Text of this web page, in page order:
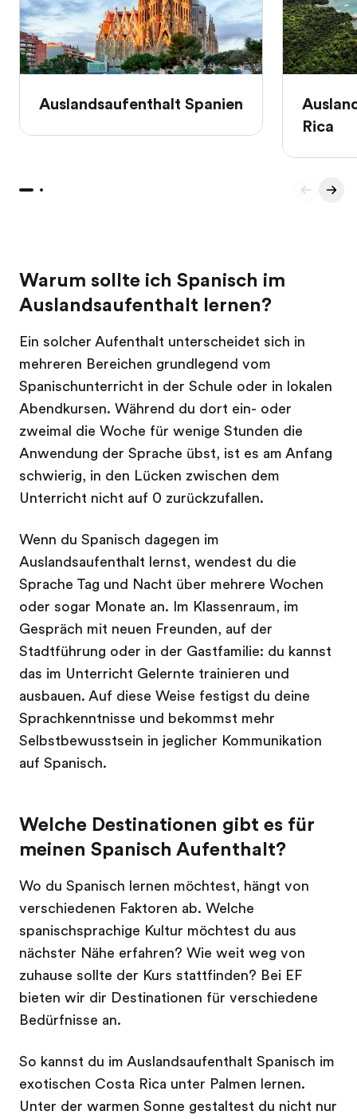
Auslandsaufenthalt Spanien
Rica
Warum sollte ich Spanisch im
Auslandsaufenthalt lernen?
Ein solcher Aufenthalt unterscheidet sich in
mehreren Bereichen grundlegend vom
Spanischunterricht in der Schule oder in lokalen
Abendkursen. Während du dort ein- oder
zweimal die Woche für wenige Stunden die
Anwendung der Sprache übst, ist es am Anfang
schwierig, in den Lücken zwischen dem
Unterricht nicht auf 0 zurückzufallen.
Wenn du Spanisch dagegen im
Auslandsaufenthalt lernst, wendest du die
Sprache Tag und Nacht über mehrere Wochen
oder sogar Monate an. Im Klassenraum, im
Gespräch mit neuen Freunden, auf der
Stadtführung oder in der Gastfamilie: du kannst
das im Unterricht Gelernte trainieren und
ausbauen. Auf diese Weise festigst du deine
Sprachkenntnisse und bekommst mehr
Selbstbewusstsein in jeglicher Kommunikation
auf Spanisch.
Welche Destinationen gibt es für
meinen Spanisch Aufenthalt?
Wo du Spanisch lernen möchtest, hängt von
verschiedenen Faktoren ab. Welche
spanischsprachige Kultur möchtest du aus
nächster Nähe erfahren? Wie weit weg von
zuhause sollte der Kurs stattfinden? Bei EF
bieten wir dir Destinationen für verschiedene
Bedürfnisse an.
So kannst du im Auslandsaufenthalt Spanisch im
exotischen Costa Rica unter Palmen lernen.
Unter der warmen Sonne gestaltest du nicht nur